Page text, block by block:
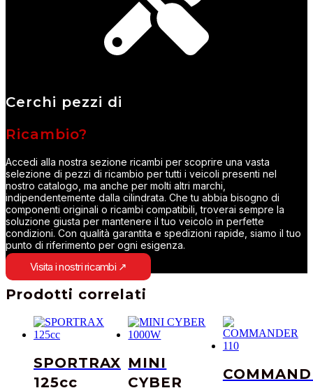
Cerchi pezzi di
Ricambio?
Accedi alla nostra sezione ricambi per scoprire una vasta
selezione di pezzi di ricambio per tutti i veicoli presenti nel
nostro catalogo, ma anche per molti altri marchi,
indipendentemente dalla cilindrata. Che tu abbia bisogno di
componenti originali o ricambi compatibili, troverai sempre la
soluzione giusta per mantenere il tuo veicolo in perfette
condizioni. Con qualità garantita e spedizioni rapide, siamo il tuo
punto di riferimento per ogni esigenza.
Visita i nostri ricambi ↗
Prodotti correlati
SPORTRAX
125cc
MINI
CYBER